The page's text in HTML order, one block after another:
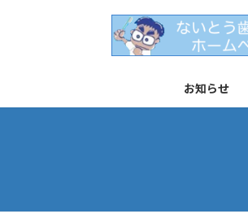
へ
ョ
お知らせ